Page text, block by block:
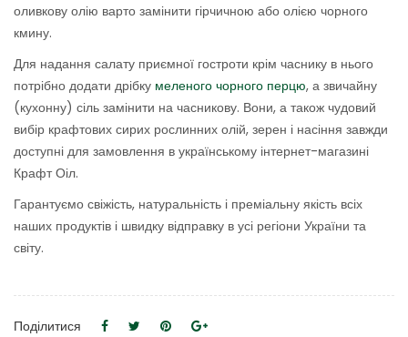
оливкову олію варто замінити гірчичною або олією чорного
кмину.
Для надання салату приємної гостроти крім часнику в нього
потрібно додати дрібку меленого чорного перцю, а звичайну
(кухонну) сіль замінити на часникову. Вони, а також чудовий
вибір крафтових сирих рослинних олій, зерен і насіння завжди
доступні для замовлення в українському інтернет-магазині
Крафт Оіл.
Гарантуємо свіжість, натуральність і преміальну якість всіх
наших продуктів і швидку відправку в усі регіони України та
світу.
Поділитися